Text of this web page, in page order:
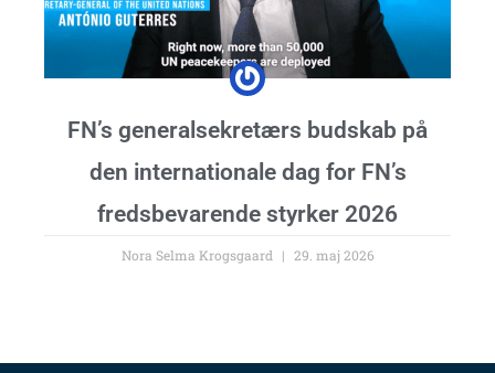
FN’s generalsekretærs budskab på
den internationale dag for FN’s
fredsbevarende styrker 2026
Nora Selma Krogsgaard 29. maj 2026